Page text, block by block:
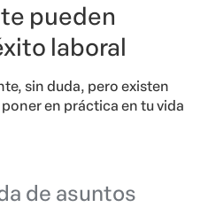
te pueden
laboral
sin duda, pero existen
en práctica en tu vida
de asuntos